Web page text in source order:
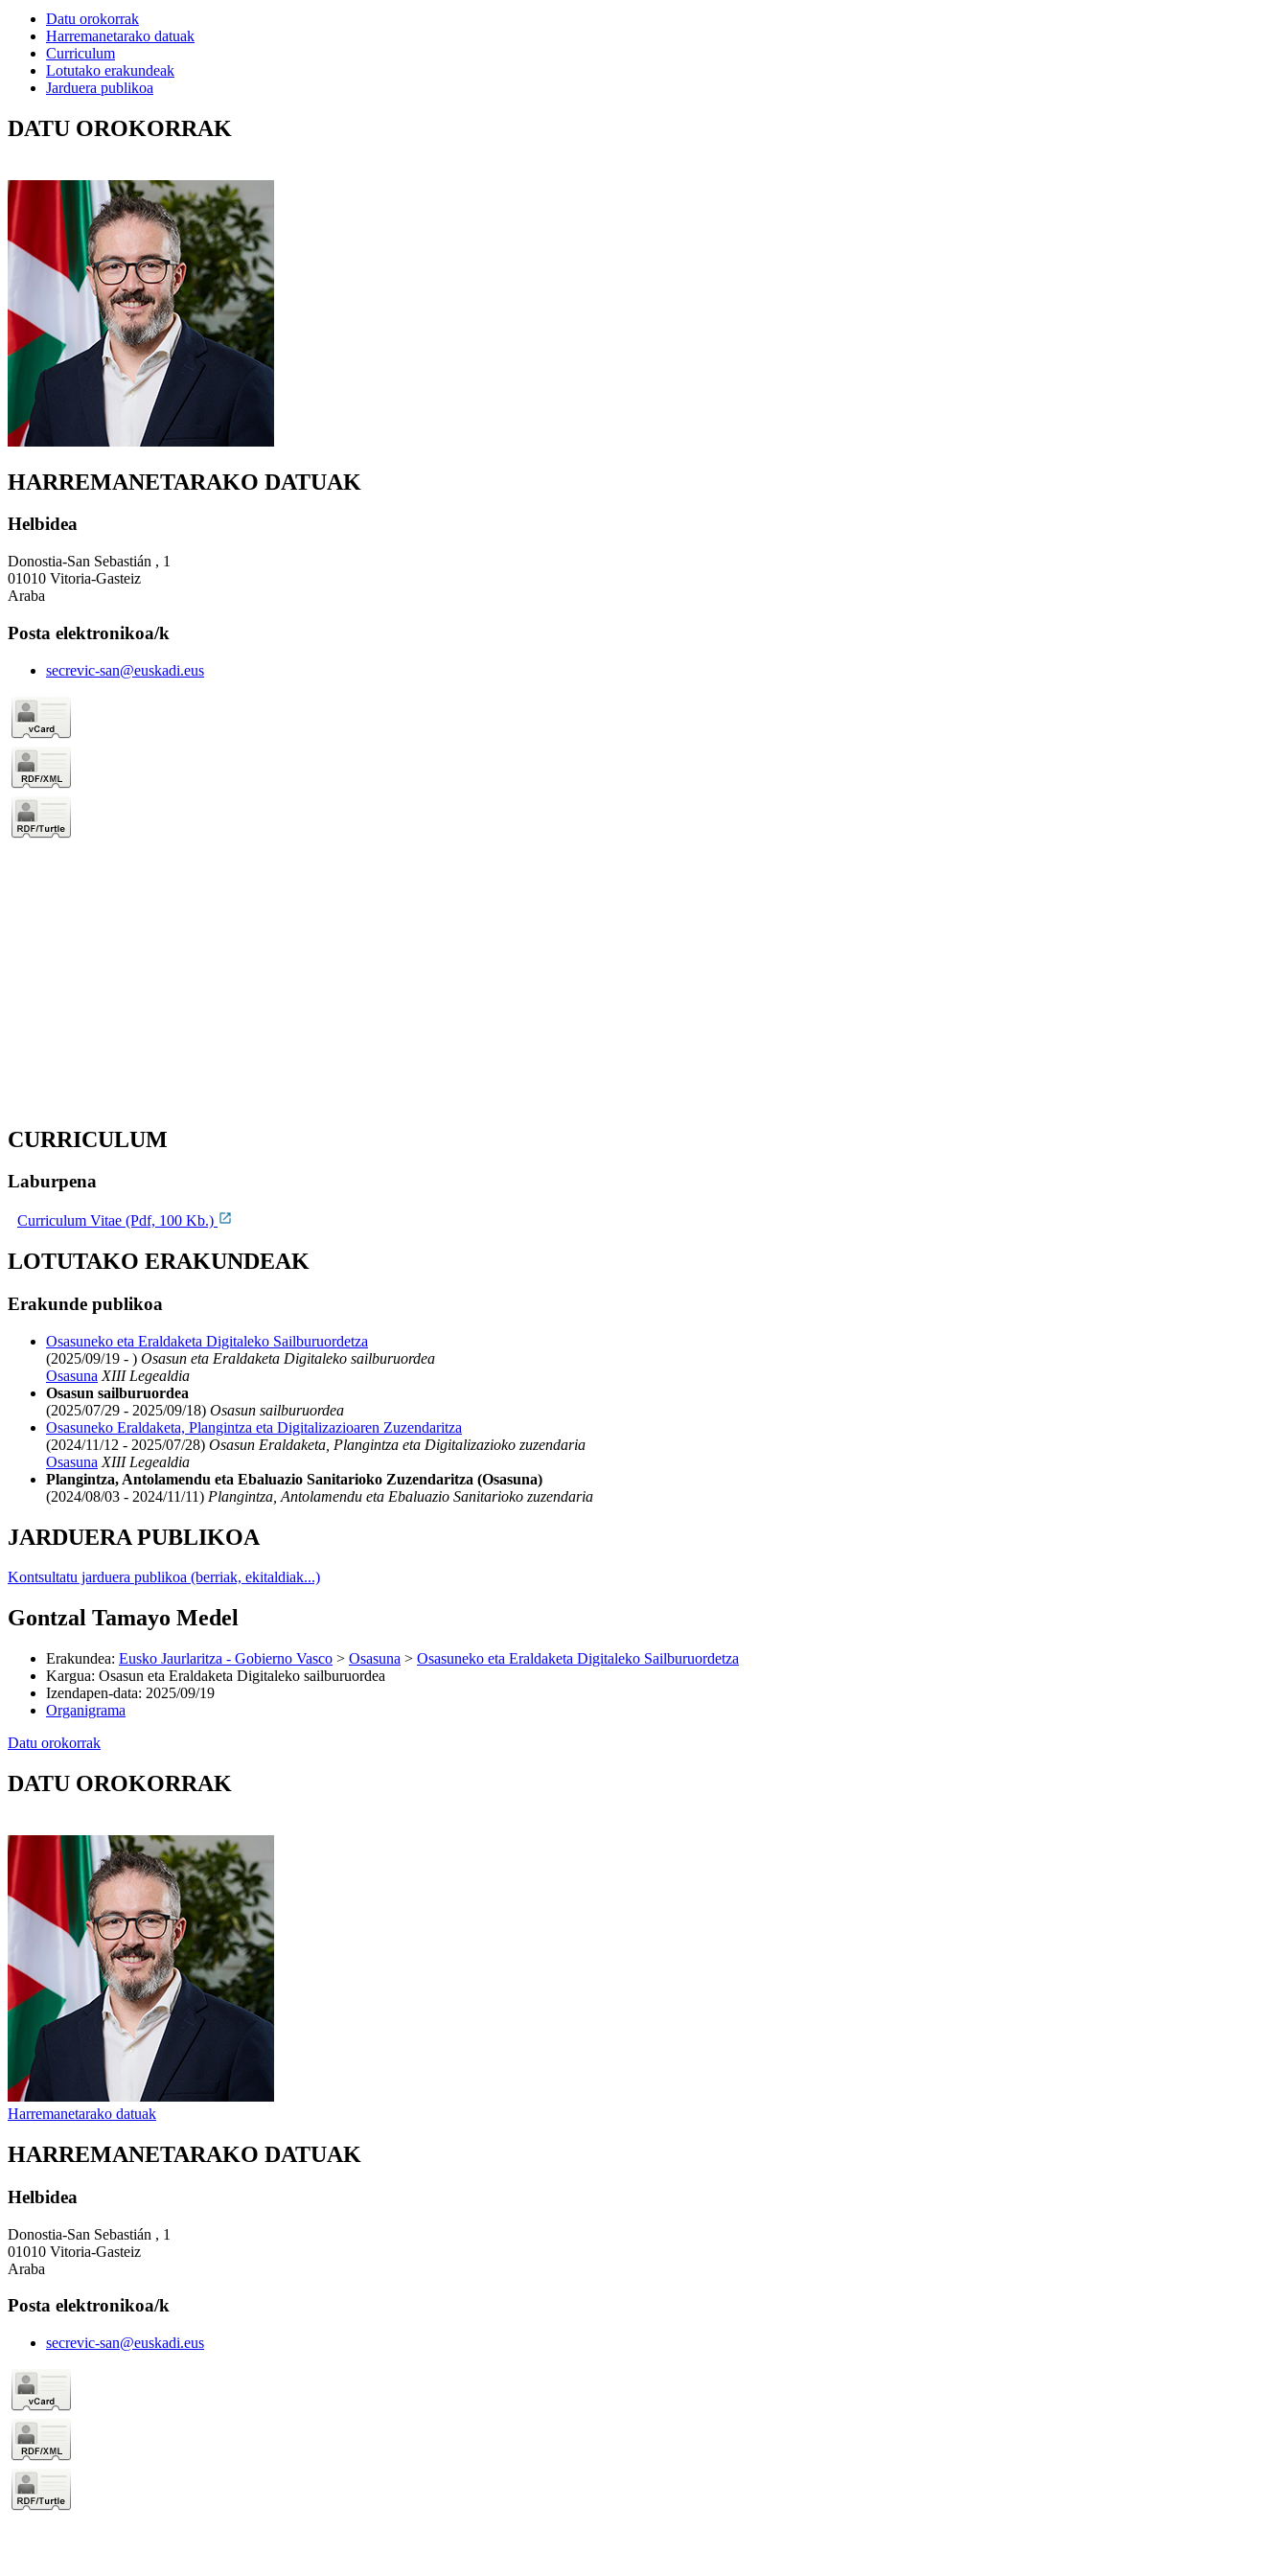
Datu orokorrak
Harremanetarako datuak
Curriculum
Lotutako erakundeak
Jarduera publikoa
DATU OROKORRAK
HARREMANETARAKO DATUAK
Helbidea
Donostia-San Sebastián , 1
01010 Vitoria-Gasteiz
Araba
Posta elektronikoa/k
secrevic-san@euskadi.eus
CURRICULUM
Laburpena
Curriculum Vitae (Pdf, 100 Kb.)
LOTUTAKO ERAKUNDEAK
Erakunde publikoa
Osasuneko eta Eraldaketa Digitaleko Sailburuordetza
(2025/09/19 - ) Osasun eta Eraldaketa Digitaleko sailburuordea
Osasuna XIII Legealdia
Osasun sailburuordea
(2025/07/29 - 2025/09/18) Osasun sailburuordea
Osasuneko Eraldaketa, Plangintza eta Digitalizazioaren Zuzendaritza
(2024/11/12 - 2025/07/28) Osasun Eraldaketa, Plangintza eta Digitalizazioko zuzendaria
Osasuna XIII Legealdia
Plangintza, Antolamendu eta Ebaluazio Sanitarioko Zuzendaritza (Osasuna)
(2024/08/03 - 2024/11/11) Plangintza, Antolamendu eta Ebaluazio Sanitarioko zuzendaria
JARDUERA PUBLIKOA
Kontsultatu jarduera publikoa (berriak, ekitaldiak...)
Gontzal Tamayo Medel
Erakundea: Eusko Jaurlaritza - Gobierno Vasco > Osasuna > Osasuneko eta Eraldaketa Digitaleko Sailburuordetza
Kargua: Osasun eta Eraldaketa Digitaleko sailburuordea
Izendapen-data: 2025/09/19
Organigrama
Datu orokorrak
DATU OROKORRAK
Harremanetarako datuak
HARREMANETARAKO DATUAK
Helbidea
Donostia-San Sebastián , 1
01010 Vitoria-Gasteiz
Araba
Posta elektronikoa/k
secrevic-san@euskadi.eus